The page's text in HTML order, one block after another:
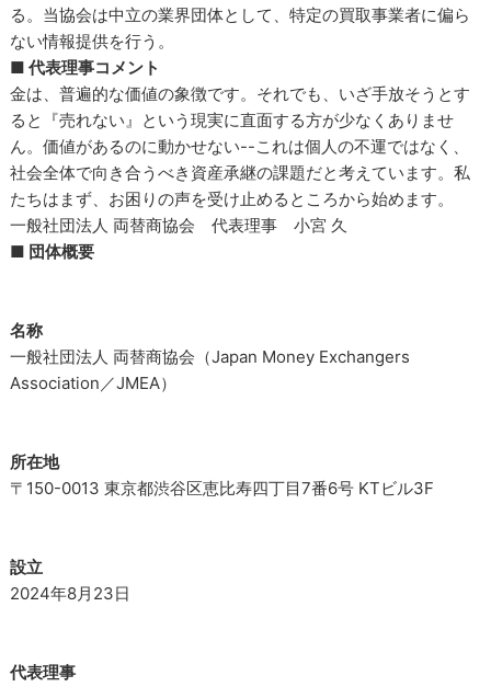
る。当協会は中立の業界団体として、特定の買取事業者に偏ら
ない情報提供を行う。
■ 代表理事コメント
金は、普遍的な価値の象徴です。それでも、いざ手放そうとす
ると『売れない』という現実に直面する方が少なくありませ
ん。価値があるのに動かせない--これは個人の不運ではなく、
社会全体で向き合うべき資産承継の課題だと考えています。私
たちはまず、お困りの声を受け止めるところから始めます。
一般社団法人 両替商協会 代表理事 小宮 久
■ 団体概要
名称
一般社団法人 両替商協会（Japan Money Exchangers
Association／JMEA）
所在地
〒150-0013 東京都渋谷区恵比寿四丁目7番6号 KTビル3F
設立
2024年8月23日
代表理事